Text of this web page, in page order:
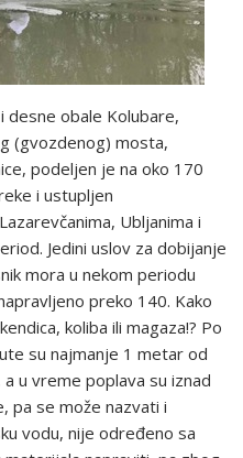
desne obale Kolubare,
(gvozdenog) mosta,
podeljen je na oko 170
i ustupljen
Ubljanima i
Jedini uslov za dobijanje
mora u nekom periodu
preko 140. Kako
koliba ili magaza!? Po
su najmanje 1 metar od
u vreme poplava su iznad
pa se može nazvati i
vodu, nije određeno sa